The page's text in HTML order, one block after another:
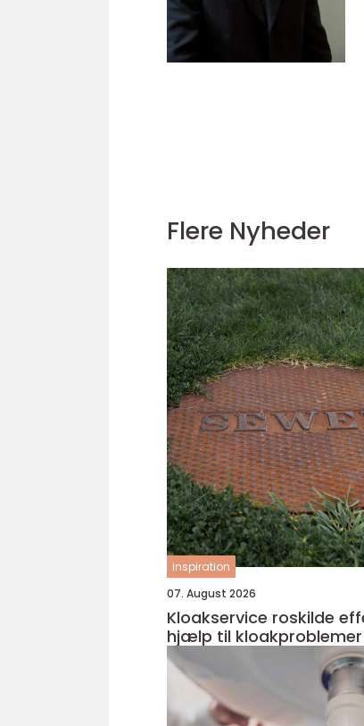
Flere Nyheder
inspiration
07. August 2026
Kloakservice roskilde effektiv
hjælp til kloakproblemer